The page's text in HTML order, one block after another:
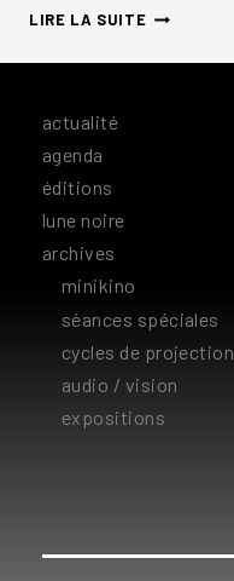
LIRE LA SUITEPOLITICS
actualité
agenda
éditions
lune noire
archives
minikino
séances spéciales
cycles de projection
audio / vision
expositions